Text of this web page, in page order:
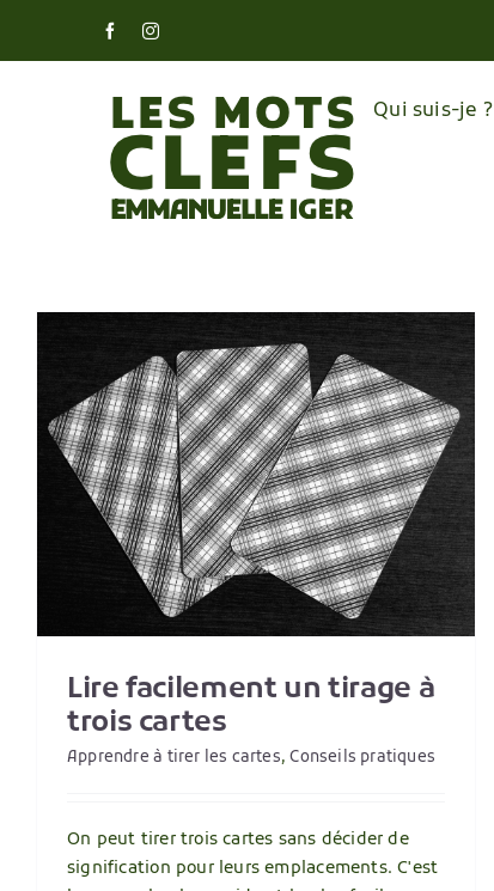
FacebookInstagram
Qui suis-je ?
Lire facilement un tirage à
trois cartes
Apprendre à tirer les cartes,Conseils pratiques
On peut tirer trois cartes sans décider de
signification pour leurs emplacements. C'est